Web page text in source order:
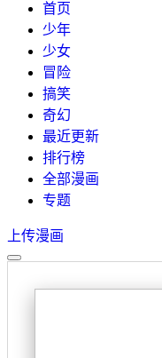
首页
少年
少女
冒险
搞笑
奇幻
最近更新
排行榜
全部漫画
专题
上传漫画